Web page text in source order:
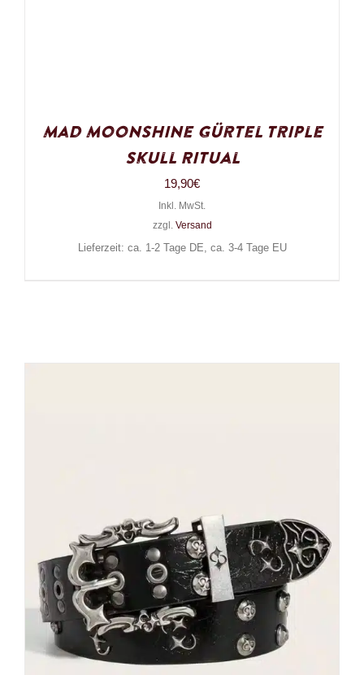
Mad Moonshine Gürtel Triple
Skull Ritual
19,90€
Inkl. MwSt.
zzgl. Versand
Lieferzeit: ca. 1-2 Tage DE, ca. 3-4 Tage EU